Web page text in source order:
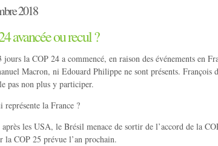
2018
avancée ou recul ?
jours la COP 24 a commencé, en raison des événements en
Macron, ni Edouard Philippe ne sont présents. François
pas non plus y participer.
représente la France ?
les USA, le Brésil menace de sortir de l’accord de la
la COP 25 prévue l’an prochain.